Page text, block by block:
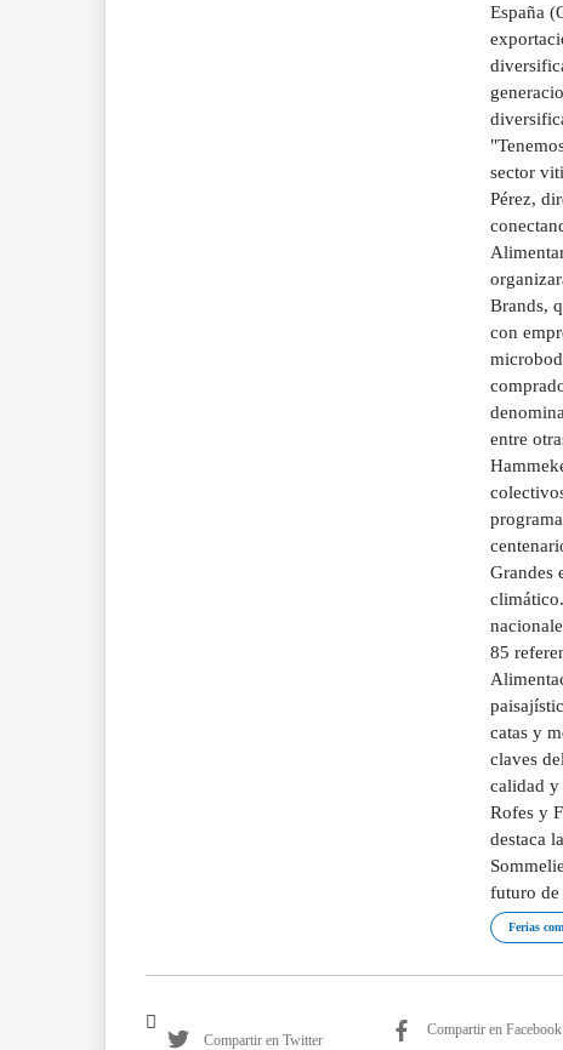
España
sector
Pérez,
Brands,
con
entre
Grandes
85
catas y
claves
calidad y
Rofes y
destaca
futuro de
Ferias
Compartir en Twitter
Compartir en Facebook